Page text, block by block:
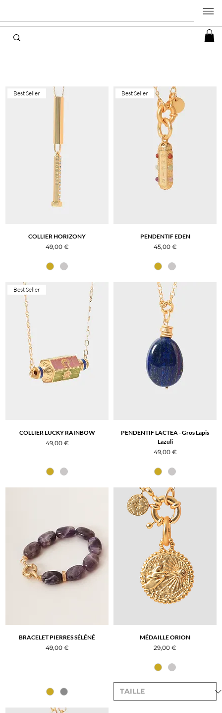
Best Seller
COLLIER HORIZONY
Prix
49,00 €
Best Seller
PENDENTIF EDEN
Prix
45,00 €
Best Seller
COLLIER LUCKY RAINBOW
Prix
49,00 €
PENDENTIF LACTEA - Gros Lapis
Lazuli
Prix
49,00 €
BRACELET PIERRES SÉLÉNÉ
Prix
49,00 €
MÉDAILLE ORION
Prix
29,00 €